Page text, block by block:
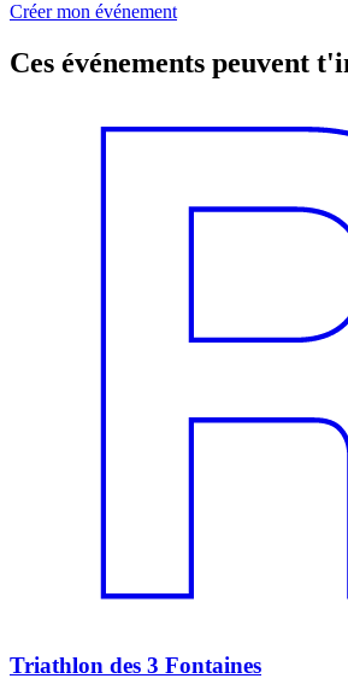
Créer mon événement
Ces événements peuvent
Triathlon des 3 Fontaines